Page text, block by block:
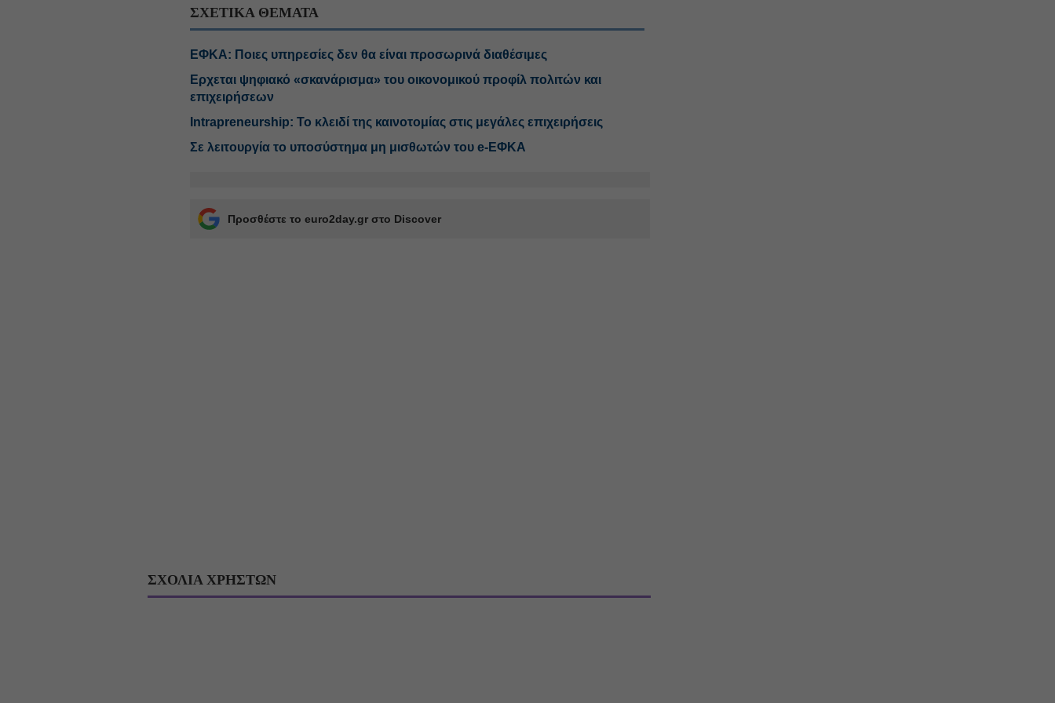
ΣΧΕΤΙΚΑ ΘΕΜΑΤΑ
ΕΦΚΑ: Ποιες υπηρεσίες δεν θα είναι προσωρινά διαθέσιμες
Ερχεται ψηφιακό «σκανάρισμα» του οικονομικού προφίλ πολιτών και
επιχειρήσεων
Intrapreneurship: Το κλειδί της καινοτομίας στις μεγάλες επιχειρήσεις
Σε λειτουργία το υποσύστημα μη μισθωτών του e-ΕΦΚΑ
Προσθέστε το euro2day.gr στο Discover
ΣΧΟΛΙΑ ΧΡΗΣΤΩΝ